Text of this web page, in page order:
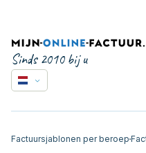
Sinds 2010 bij u
Factuursjablonen per beroep